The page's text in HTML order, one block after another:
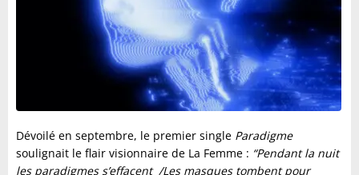
Dévoilé en septembre, le premier single Paradigme
soulignait le flair visionnaire de La Femme : “Pendant la nuit
les paradigmes s’effacent /Les masques tombent pour